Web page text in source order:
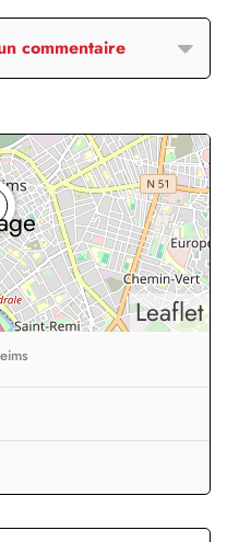
commentaire
Leaflet